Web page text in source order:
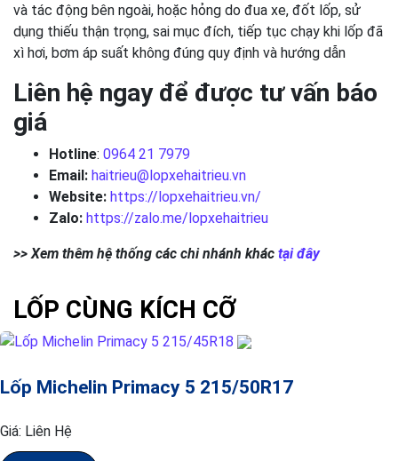
và tác động bên ngoài, hoặc hỏng do đua xe, đốt lốp, sử
dụng thiếu thận trọng, sai mục đích, tiếp tục chạy khi lốp đã
xì hơi, bơm áp suất không đúng quy định và hướng dẫn
Liên hệ ngay để được tư vấn báo
giá
Hotline: 0964 21 7979
Email: haitrieu@lopxehaitrieu.vn
Website: https://lopxehaitrieu.vn/
Zalo: https://zalo.me/lopxehaitrieu
>> Xem thêm hệ thống các chi nhánh khác tại đây
LỐP CÙNG KÍCH CỠ
Lốp Michelin Primacy 5 215/50R17
Giá: Liên Hệ